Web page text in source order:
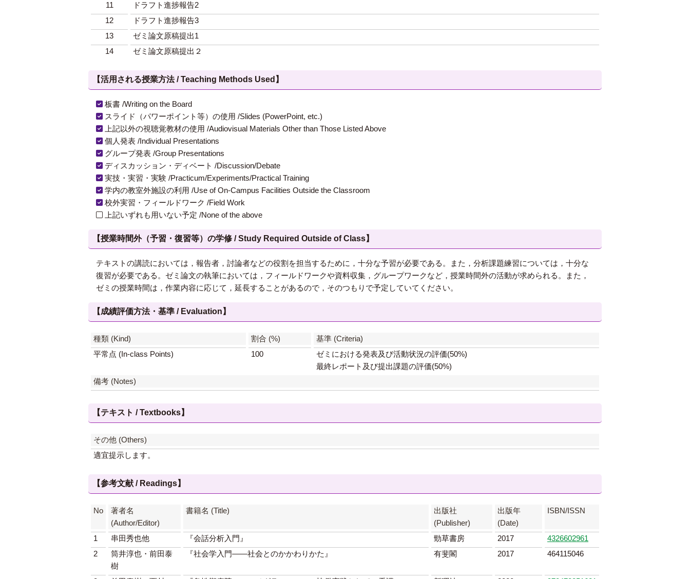
11
ドラフト進捗報告2
12
ドラフト進捗報告3
13
ゼミ論文原稿提出1
14
ゼミ論文原稿提出２
【活用される授業方法 / Teaching Methods Used】
板書 /Writing on the Board
スライド（パワーポイント等）の使用 /Slides (PowerPoint, etc.)
上記以外の視聴覚教材の使用 /Audiovisual Materials Other than Those Listed Above
個人発表 /Individual Presentations
グループ発表 /Group Presentations
ディスカッション・ディベート /Discussion/Debate
実技・実習・実験 /Practicum/Experiments/Practical Training
学内の教室外施設の利用 /Use of On-Campus Facilities Outside the Classroom
校外実習・フィールドワーク /Field Work
上記いずれも用いない予定 /None of the above
【授業時間外（予習・復習等）の学修 / Study Required Outside of Class】
テキストの講読においては，報告者，討論者などの役割を担当するために，十分な予習が必要である。また，分析課題練習については，十分な
復習が必要である。ゼミ論文の執筆においては，フィールドワークや資料収集，グループワークなど，授業時間外の活動が求められる。また，
ゼミの授業時間は，作業内容に応じて，延長することがあるので，そのつもりで予定していてください。
【成績評価方法・基準 / Evaluation】
種類 (Kind) 割合 (%)
基準 (Criteria)
平常点 (In-class Points)
100
ゼミにおける発表及び活動状況の評価(50%)
最終レポート及び提出課題の評価(50%)
備考 (Notes)
【テキスト / Textbooks】
その他 (Others)
適宜提示します。
【参考文献 / Readings】
No
著者名
(Author/Editor)
書籍名 (Title)
出版社
(Publisher)
出版年
(Date)
ISBN/ISSN
1 串田秀也他 『会話分析入門』 勁草書房 2017
4326602961
2
筒井淳也・前田泰
樹
『社会学入門——社会とのかかわりかた』 有斐閣 2017 464115046